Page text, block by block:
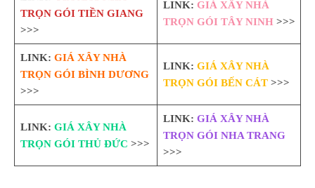
TRỌN GÓI TIỀN GIANG
>>>
LINK: GIÁ XÂY NHÀ
TRỌN GÓI TÂY NINH>>>
LINK: GIÁ XÂY NHÀ
TRỌN GÓI BÌNH DƯƠNG
>>>
LINK: GIÁ XÂY NHÀ
TRỌN GÓI BẾN CÁT>>>
LINK: GIÁ XÂY NHÀ
TRỌN GÓI THỦ ĐỨC >>>
LINK: GIÁ XÂY NHÀ
TRỌN GÓI NHA TRANG
>>>